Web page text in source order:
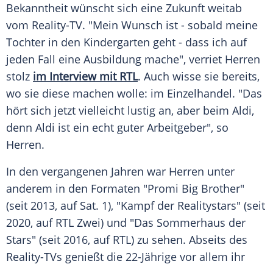
Bekanntheit wünscht sich eine Zukunft weitab
vom Reality-TV. "Mein Wunsch ist - sobald meine
Tochter in den Kindergarten geht - dass ich auf
jeden Fall eine Ausbildung mache", verriet Herren
stolz im Interviewmit RTL. Auch wisse sie bereits,
wo sie diese machen wolle: im Einzelhandel. "Das
hört sich jetzt vielleicht lustig an, aber beim Aldi,
denn Aldi ist ein echt guter Arbeitgeber", so
Herren.
In den vergangenen Jahren war Herren unter
anderem in den Formaten "Promi Big Brother"
(seit 2013, auf Sat. 1), "Kampf der Realitystars" (seit
2020, auf RTL Zwei) und "Das Sommerhaus der
Stars" (seit 2016, auf RTL) zu sehen. Abseits des
Reality-TVs genießt die 22-Jährige vor allem ihr